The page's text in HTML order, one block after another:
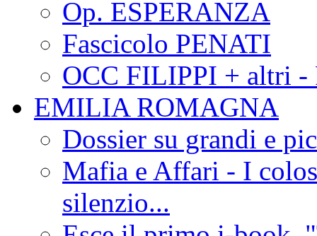
Op. ESPERANZA
Fascicolo PENATI
OCC FILIPPI + altri -
EMILIA ROMAGNA
Dossier su grandi e
Mafia e Affari - I
silenzio...